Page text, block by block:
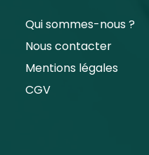
Qui sommes-nous ?
Nous contacter
Mentions légales
CGV